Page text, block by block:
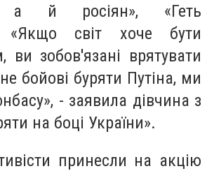
а й росіян», «Геть
«Якщо світ хоче бути
ви зобов'язані врятувати
бойові буряти Путіна, ми
- заявила дівчина з
на боці України».
принесли на акцію